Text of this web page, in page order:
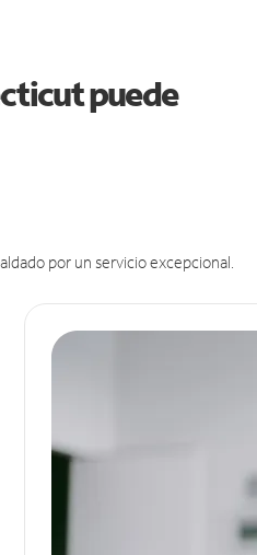
puede
por un servicio excepcional.